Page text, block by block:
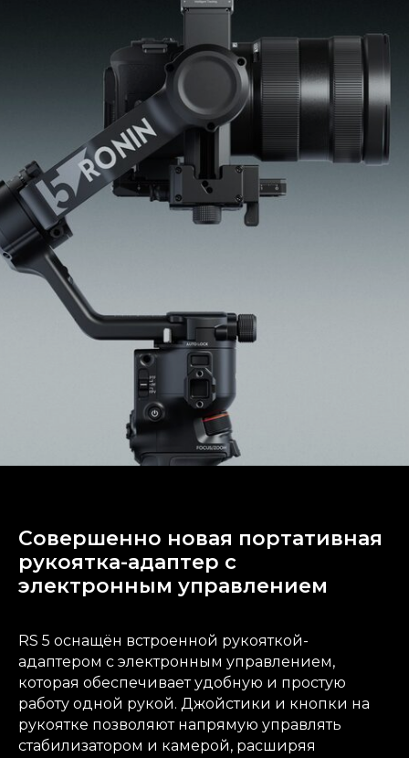
Совершенно новая портативная
рукоятка-адаптер с
электронным управлением
RS 5 оснащён встроенной рукояткой-
адаптером с электронным управлением,
которая обеспечивает удобную и простую
работу одной рукой. Джойстики и кнопки на
рукоятке позволяют напрямую управлять
стабилизатором и камерой, расширяя